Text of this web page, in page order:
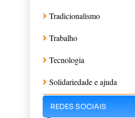
Tradicionalismo
Trabalho
Tecnologia
Solidariedade e ajuda
REDES SOCIAIS